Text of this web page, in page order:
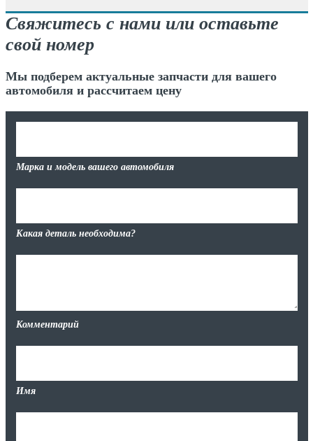
Свяжитесь с нами или оставьте
свой номер
Мы подберем актуальные запчасти для вашего
автомобиля и рассчитаем цену
Марка и модель вашего автомобиля
Какая деталь необходима?
Комментарий
Имя